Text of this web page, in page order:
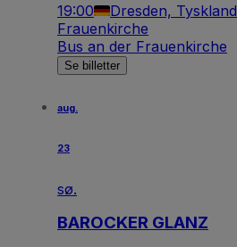
19:00 Dresden, Tyskland
Frauenkirche
Bus an der Frauenkirche
Se billetter
aug.
23
sø.
BAROCKER GLANZ